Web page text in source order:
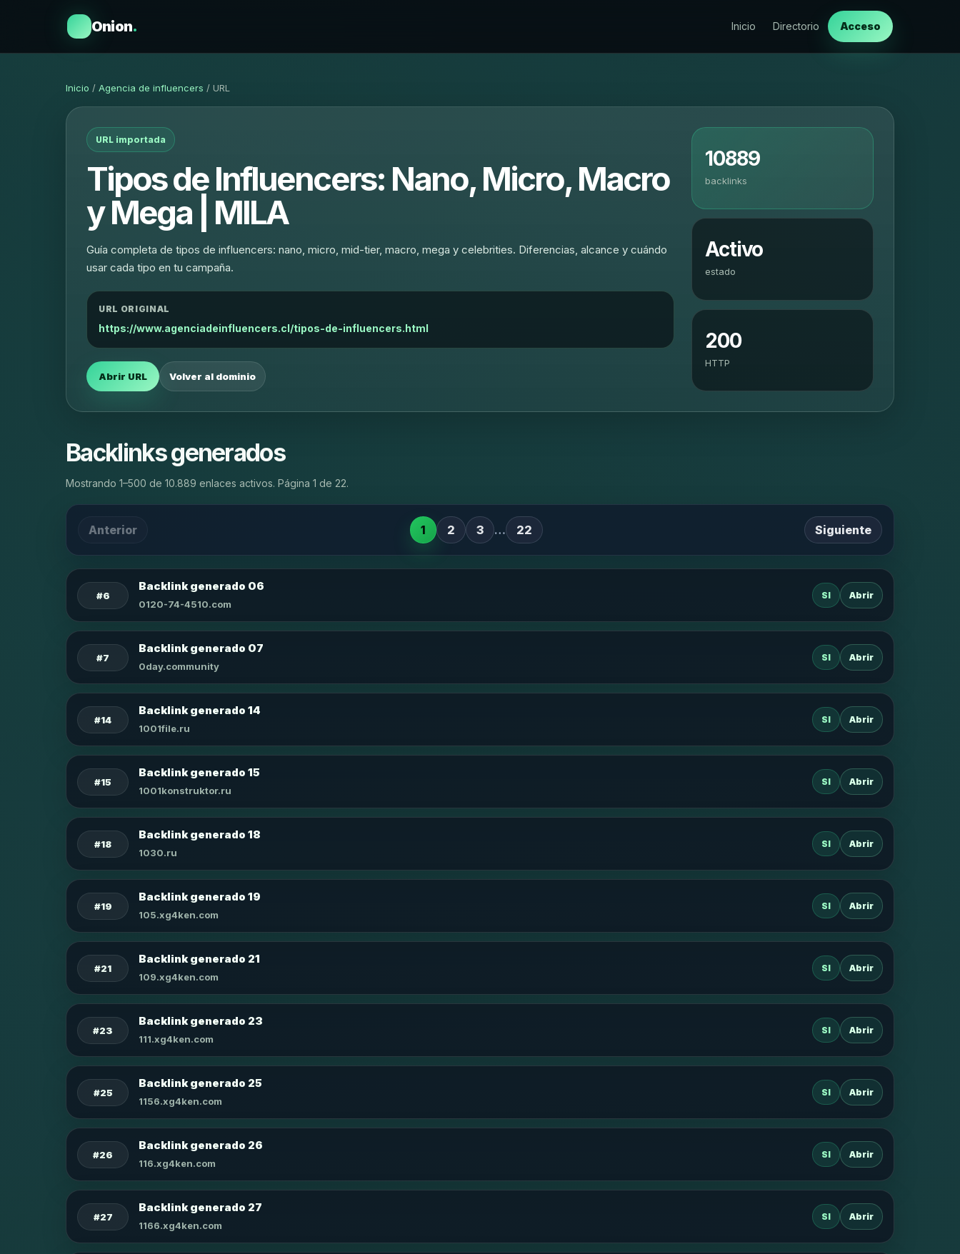
Onion. Inicio Directorio Acceso
Inicio / Agencia de influencers / URL
URL importada
Tipos de Influencers: Nano, Micro, Macro
y Mega | MILA
Guía completa de tipos de influencers: nano, micro, mid-tier, macro, mega y celebrities. Diferencias, alcance y cuándo
usar cada tipo en tu campaña.
URL ORIGINAL
https://www.agenciadeinfluencers.cl/tipos-de-influencers.html
Abrir URL Volver al dominio
10889
backlinks
Activo
estado
200
HTTP
Backlinks generados
Mostrando 1–500 de 10.889 enlaces activos. Página 1 de 22.
Anterior 1 2 3 … 22 Siguiente
#6
Backlink generado 06
0120-74-4510.com
SI Abrir
#7
Backlink generado 07
0day.community
SI Abrir
#14
Backlink generado 14
1001file.ru
SI Abrir
#15
Backlink generado 15
1001konstruktor.ru
SI Abrir
#18
Backlink generado 18
1030.ru
SI Abrir
#19
Backlink generado 19
105.xg4ken.com
SI Abrir
#21
Backlink generado 21
109.xg4ken.com
SI Abrir
#23
Backlink generado 23
111.xg4ken.com
SI Abrir
#25
Backlink generado 25
1156.xg4ken.com
SI Abrir
#26
Backlink generado 26
116.xg4ken.com
SI Abrir
#27
Backlink generado 27
1166.xg4ken.com
SI Abrir